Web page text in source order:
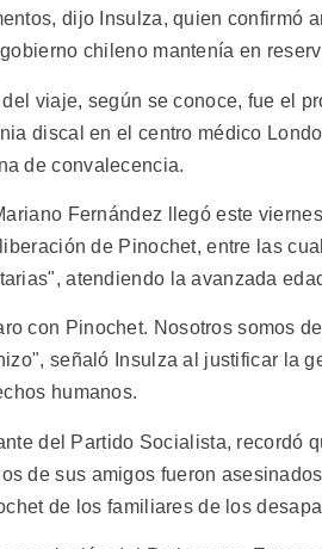
dijo Insulza, quien confirmó
chileno mantenía en
viaje, según se conoce, fue el
discal en el centro médico
de convalecencia.
Fernández llegó este
de Pinochet, entre las
atendiendo la avanzada
con Pinochet. Nosotros somos
señaló Insulza al justificar la
humanos.
del Partido Socialista, recordó
de sus amigos fueron
de los familiares de los